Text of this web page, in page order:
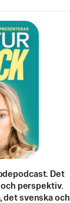
Det
perspektiv.
det svenska och